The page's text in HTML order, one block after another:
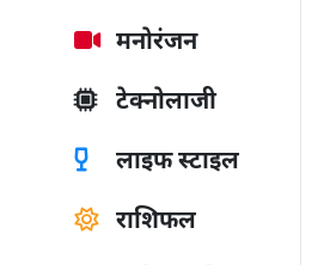
मनोरंजन
टेक्नोलाजी
लाइफ स्टाइल
राशिफल